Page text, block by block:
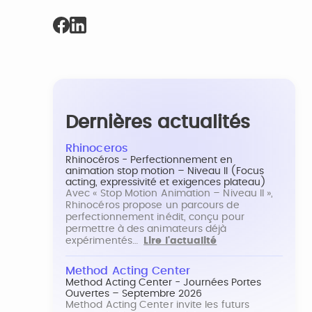
Dernières actualités
Rhinoceros
Rhinocéros - Perfectionnement en
animation stop motion – Niveau II (Focus
acting, expressivité et exigences plateau)
Avec « Stop Motion Animation – Niveau II »,
Rhinocéros propose un parcours de
perfectionnement inédit, conçu pour
permettre à des animateurs déjà
expérimentés…
Lire l'actualité
Method Acting Center
Method Acting Center - Journées Portes
Ouvertes – Septembre 2026
Method Acting Center invite les futurs